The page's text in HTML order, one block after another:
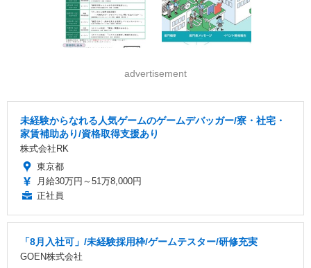
advertisement
未経験からなれる人気ゲームのゲームデバッガー/寮・社宅・
家賃補助あり/資格取得支援あり
株式会社RK
東京都
月給30万円～51万8,000円
正社員
「8月入社可」/未経験採用枠/ゲームテスター/研修充実
GOEN株式会社